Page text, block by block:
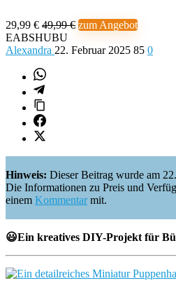
29,99 € 49,99 € zum Angebot
EABSHUBU
Alexandra 22. Februar 2025 85 0
Hinweis: Dieser Beitrag wurde am
Die Informationen zu Preis und
einem Kommentarmit.
😃Ein kreatives DIY-Projekt für